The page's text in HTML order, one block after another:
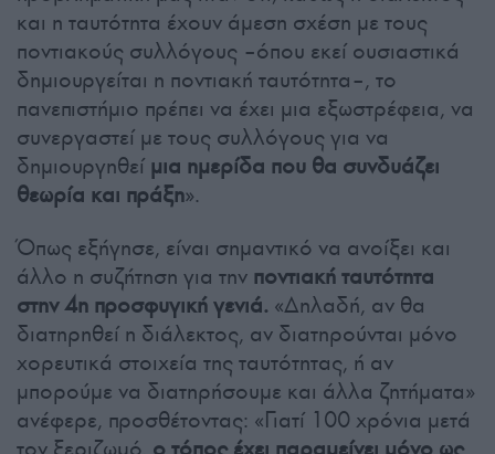
και η ταυτότητα έχουν άμεση σχέση με τους
ποντιακούς συλλόγους –όπου εκεί ουσιαστικά
δημιουργείται η ποντιακή ταυτότητα–, το
πανεπιστήμιο πρέπει να έχει μια εξωστρέφεια, να
συνεργαστεί με τους συλλόγους για να
δημιουργηθεί μια ημερίδα που θα συνδυάζει
θεωρία και πράξη».
Όπως εξήγησε, είναι σημαντικό να ανοίξει και
άλλο η συζήτηση για την ποντιακή ταυτότητα
στην 4η προσφυγική γενιά. «Δηλαδή, αν θα
διατηρηθεί η διάλεκτος, αν διατηρούνται μόνο
χορευτικά στοιχεία της ταυτότητας, ή αν
μπορούμε να διατηρήσουμε και άλλα ζητήματα»
ανέφερε, προσθέτοντας: «Γιατί 100 χρόνια μετά